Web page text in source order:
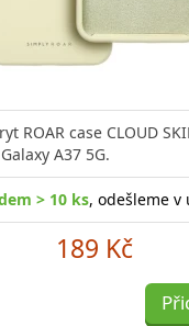
ROAR case CLOUD
A37 5G.
> 10 ks, odešleme v
189 Kč